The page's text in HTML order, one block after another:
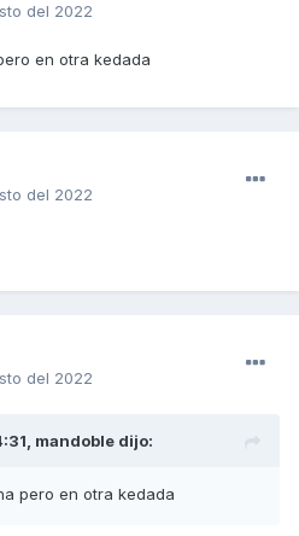
del 2022
en otra kedada
del 2022
del 2022
mandoble dijo:
pero en otra kedada